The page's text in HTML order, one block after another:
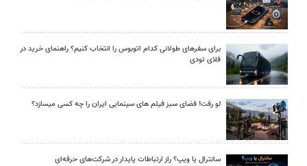
برای سفرهای طولانی کدام اتوبوس را انتخاب کنیم؟ راهنمای خرید در
فلای تودی
لو رفت! فضای سبز فیلم های سینمایی ایران را چه کسی میسازد؟
سانترال یا ویپ؟ راز ارتباطات پایدار در شرکت‌های حرفه‌ای